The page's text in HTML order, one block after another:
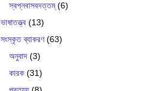
স্বপ্নবাসবদত্তম্(6)
ভাষাতত্ত্ব (13)
সংস্কৃত ব্যাকরণ(63)
অনুবাদ (3)
কারক (31)